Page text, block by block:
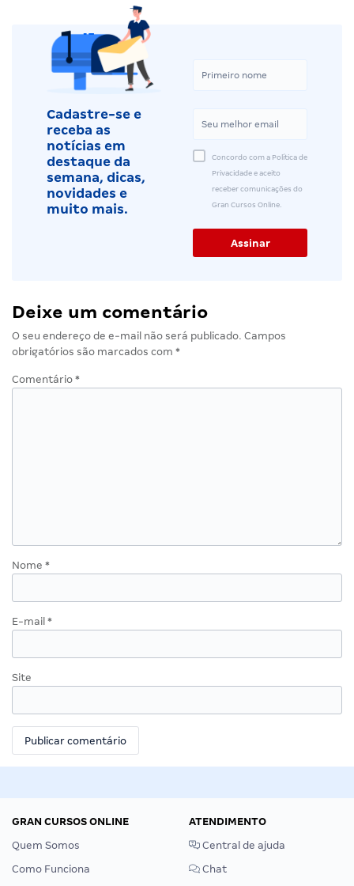
Cadastre-se e
receba as
notícias em
destaque da
semana, dicas,
novidades e
muito mais.
Concordo com a Política de
Privacidade e aceito
receber comunicações do
Gran Cursos Online.
Deixe um comentário
O seu endereço de e-mail não será publicado. Campos
obrigatórios são marcados com *
Comentário *
Nome *
E-mail *
Site
GRAN CURSOS ONLINE
Quem Somos
Como Funciona
ATENDIMENTO
Central de ajuda
Chat